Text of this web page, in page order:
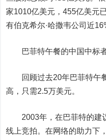
家1010亿美元，455亿美元
有伯克希尔·哈撒韦公司近
巴菲特午餐的中国中标
回顾过去20年巴菲特午
高，只需2.5万美元。
2003年，在巴菲特的建
线上竞拍。在网络的助力下